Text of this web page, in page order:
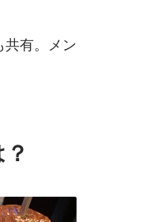
共有。メン